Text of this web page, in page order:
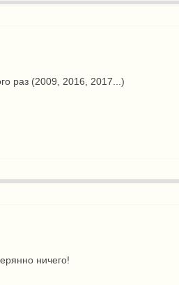
раз (2009, 2016, 2017...)
ничего!